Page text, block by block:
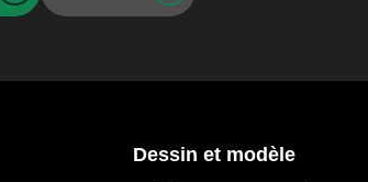
Dessin et modèle